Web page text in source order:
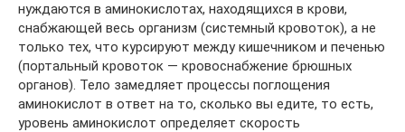
нуждаются в аминокислотах, находящихся в крови,
снабжающей весь организм (системный кровоток), а не
только тех, что курсируют между кишечником и печенью
(портальный кровоток — кровоснабжение брюшных
органов). Тело замедляет процессы поглощения
аминокислот в ответ на то, сколько вы едите, то есть,
уровень аминокислот определяет скорость